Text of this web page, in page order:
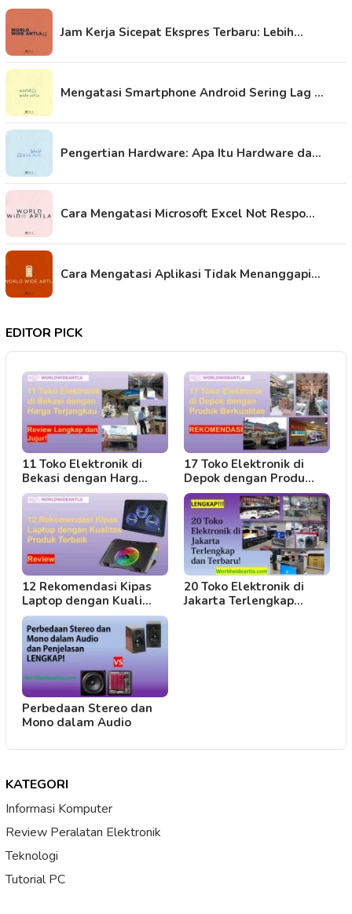
Jam Kerja Sicepat Ekspres Terbaru: Lebih…
Mengatasi Smartphone Android Sering Lag …
Pengertian Hardware: Apa Itu Hardware da…
Cara Mengatasi Microsoft Excel Not Respo…
Cara Mengatasi Aplikasi Tidak Menanggapi…
EDITOR PICK
11 Toko Elektronik di
Bekasi dengan Harg…
17 Toko Elektronik di
Depok dengan Produ…
12 Rekomendasi Kipas
Laptop dengan Kuali…
20 Toko Elektronik di
Jakarta Terlengkap…
Perbedaan Stereo dan
Mono dalam Audio
KATEGORI
Informasi Komputer
Review Peralatan Elektronik
Teknologi
Tutorial PC